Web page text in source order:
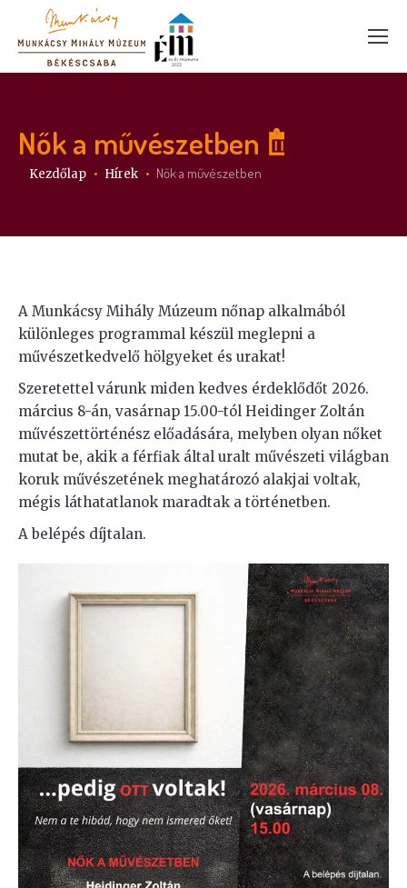
Nők a művészetben
Itt vagy:
Kezdőlap Hírek Nők a művészetben
A Munkácsy Mihály Múzeum nőnap alkalmából
különleges programmal készül meglepni a
művészetkedvelő hölgyeket és urakat!
Szeretettel várunk miden kedves érdeklődőt 2026.
március 8-án, vasárnap 15.00-tól Heidinger Zoltán
művészettörténész előadására, melyben olyan nőket
mutat be, akik a férfiak által uralt művészeti világban
koruk művészetének meghatározó alakjai voltak,
mégis láthatatlanok maradtak a történetben.
A belépés díjtalan.